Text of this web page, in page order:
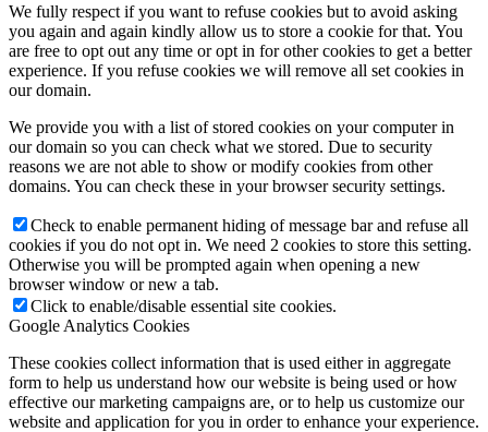
We fully respect if you want to refuse cookies but to avoid asking
you again and again kindly allow us to store a cookie for that. You
are free to opt out any time or opt in for other cookies to get a better
experience. If you refuse cookies we will remove all set cookies in
our domain.
We provide you with a list of stored cookies on your computer in
our domain so you can check what we stored. Due to security
reasons we are not able to show or modify cookies from other
domains. You can check these in your browser security settings.
Check to enable permanent hiding of message bar and refuse all
cookies if you do not opt in. We need 2 cookies to store this setting.
Otherwise you will be prompted again when opening a new
browser window or new a tab.
Click to enable/disable essential site cookies.
Google Analytics Cookies
These cookies collect information that is used either in aggregate
form to help us understand how our website is being used or how
effective our marketing campaigns are, or to help us customize our
website and application for you in order to enhance your experience.